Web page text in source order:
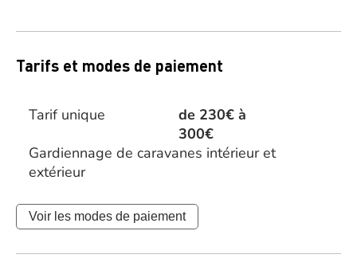
Tarifs et modes de paiement
Tarif unique
de 230€ à
300€
Gardiennage de caravanes intérieur et
extérieur
Voir les modes de paiement